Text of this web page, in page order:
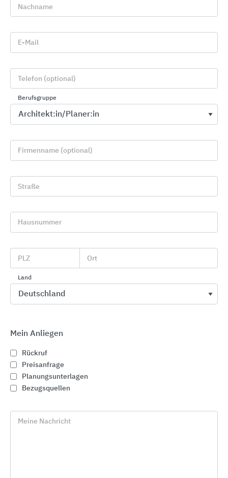
für Tür- und Fassadenanschlüsse
ACO
Nachname
E-Mail
Telefon (optional)
Berufsgruppe
Firmenname (optional)
Straße
Hausnummer
PLZ Ort
Land
Mein Anliegen
Rückruf
Preisanfrage
Planungsunterlagen
Bezugsquellen
Meine Nachricht